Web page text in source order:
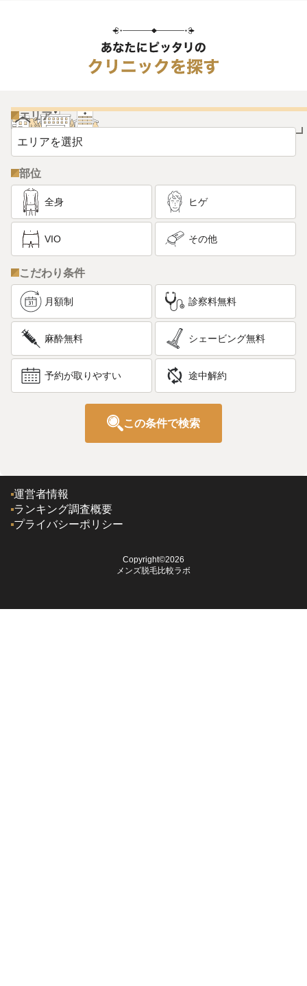
エリア
部位
全身 ヒゲ
VIO その他
こだわり条件
月額制 診察料無料
麻酔無料 シェービング無料
予約が取りやすい 途中解約
この条件で検索
運営者情報
ランキング調査概要
プライバシーポリシー
Copyright©2026
メンズ脱毛比較ラボ